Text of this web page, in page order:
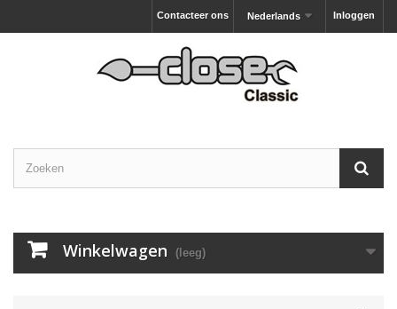
Inloggen
Nederlands
Contacteer ons
Winkelwagen (leeg)